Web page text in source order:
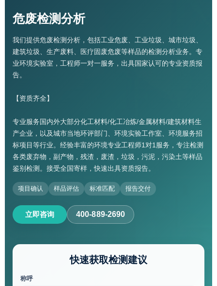
危废检测分析
我们提供危废检测分析，包括工业危废、工业垃圾、城市垃圾、
建筑垃圾、生产废料、医疗固废危废等样品的检测分析业务。专
业环境实验室，工程师一对一服务，出具国家认可的专业资质报
告。
【资质齐全】
专业服务国内外大部分化工材料/化工冶炼/金属材料/建筑材料生
产企业，以及城市当地环评部门、环境实验工作室、环境服务招
标项目等行业。经验丰富的环境专业工程师1对1服务，专注检测
各类废弃物，副产物，残渣，废渣，垃圾，污泥，污染土等样品
鉴别检测。接受全国寄样，快速出具资质报告。
项目确认 样品评估 标准匹配 报告交付
立即咨询 400-889-2690
快速获取检测建议
称呼